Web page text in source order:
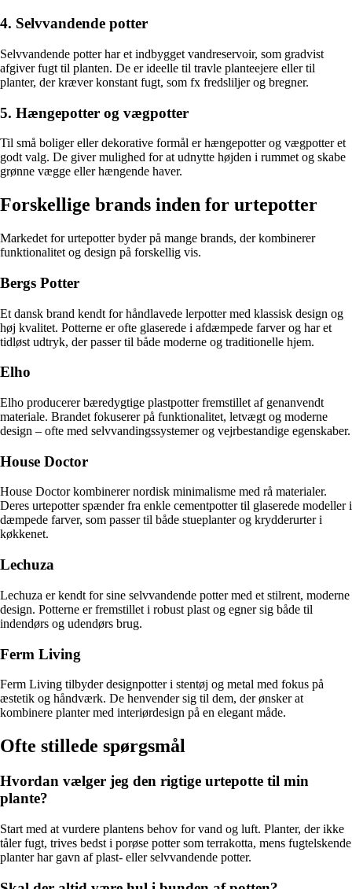
4. Selvvandende potter
Selvvandende potter har et indbygget vandreservoir, som gradvist
afgiver fugt til planten. De er ideelle til travle planteejere eller til
planter, der kræver konstant fugt, som fx fredsliljer og bregner.
5. Hængepotter og vægpotter
Til små boliger eller dekorative formål er hængepotter og vægpotter et
godt valg. De giver mulighed for at udnytte højden i rummet og skabe
grønne vægge eller hængende haver.
Forskellige brands inden for urtepotter
Markedet for urtepotter byder på mange brands, der kombinerer
funktionalitet og design på forskellig vis.
Bergs Potter
Et dansk brand kendt for håndlavede lerpotter med klassisk design og
høj kvalitet. Potterne er ofte glaserede i afdæmpede farver og har et
tidløst udtryk, der passer til både moderne og traditionelle hjem.
Elho
Elho producerer bæredygtige plastpotter fremstillet af genanvendt
materiale. Brandet fokuserer på funktionalitet, letvægt og moderne
design – ofte med selvvandingssystemer og vejrbestandige egenskaber.
House Doctor
House Doctor kombinerer nordisk minimalisme med rå materialer.
Deres urtepotter spænder fra enkle cementpotter til glaserede modeller i
dæmpede farver, som passer til både stueplanter og krydderurter i
køkkenet.
Lechuza
Lechuza er kendt for sine selvvandende potter med et stilrent, moderne
design. Potterne er fremstillet i robust plast og egner sig både til
indendørs og udendørs brug.
Ferm Living
Ferm Living tilbyder designpotter i stentøj og metal med fokus på
æstetik og håndværk. De henvender sig til dem, der ønsker at
kombinere planter med interiørdesign på en elegant måde.
Ofte stillede spørgsmål
Hvordan vælger jeg den rigtige urtepotte til min
plante?
Start med at vurdere plantens behov for vand og luft. Planter, der ikke
tåler fugt, trives bedst i porøse potter som terrakotta, mens fugtelskende
planter har gavn af plast- eller selvvandende potter.